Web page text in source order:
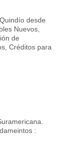
desde
Nuevos,
de
Créditos para
: